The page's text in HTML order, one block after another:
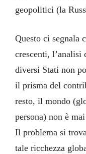
geopolitici (la
Questo ci segnala
crescenti,
diversi Stati non
il prisma del
resto, il mondo
persona) non è
Il problema si
tale ricchezza